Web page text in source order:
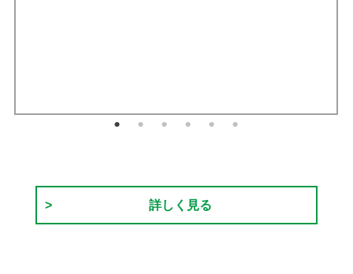
詳しく見る